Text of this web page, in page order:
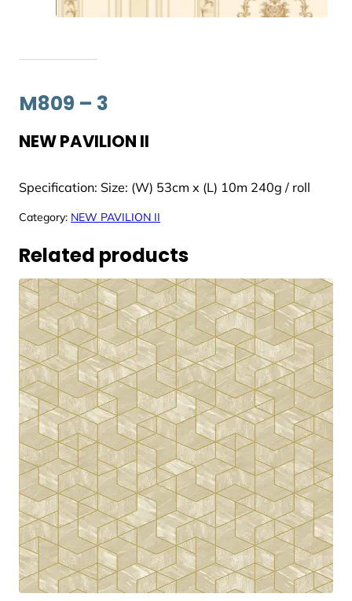
M809 – 3
NEW PAVILION II
Specification: Size: (W) 53cm x (L) 10m 240g / roll
Category: NEW PAVILION II
Related products